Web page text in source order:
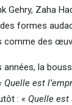
Gehry, Zaha
formes
comme des
années, la
Quelle est
: « Quelle